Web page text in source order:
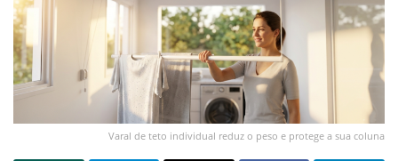
Varal de teto individual reduz o peso e protege a sua coluna